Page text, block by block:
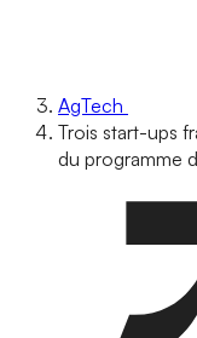
AgTech
Trois start-ups
du programme